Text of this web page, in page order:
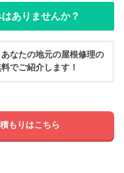
ありませんか？
なたの地元の屋根修理の
でご紹介します！
もりはこちら